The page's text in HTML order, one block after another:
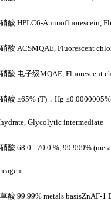
硝酸 HPLC6-Aminofluorescein,
硝酸 ACSMQAE, Fluorescent
硝酸 电子级MQAE, Fluorescent
硝酸 ≥65% (T)，Hg
hydrate, Glycolytic intermediate
硝酸 68.0 - 70.0 %, 99.999%
reagent
草酸 99.99% metals basisZnAF-1